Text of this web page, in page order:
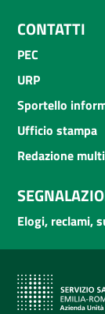
CONTATTI
PEC
URP
Sportello
Ufficio stampa
Redazione
Elogi, reclami,